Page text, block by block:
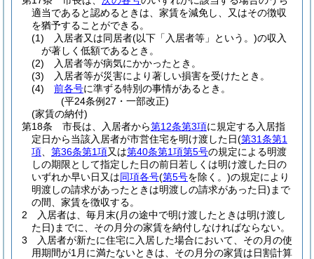
適当であると認めるときは、家賃を減免し、又はその徴収
を猶予することができる。
(1)
入居者又は同居者(以下「入居者等」という。)の収入
が著しく低額であるとき。
(2)
入居者等が病気にかかったとき。
(3)
入居者等が災害により著しい損害を受けたとき。
(4)
前各号に準ずる特別の事情があるとき。
(平24条例27・一部改正)
(家賃の納付)
第18条
市長は、入居者から第12条第3項に規定する入居指
定日から当該入居者が市営住宅を明け渡した日(第31条第1
項
第36条第1項又は第40条第1項第5号の規定による明渡
しの期限として指定した日の前日若しくは明け渡した日の
いずれか早い日又は同項各号(第5号を除く。)の規定により
明渡しの請求があったときは明渡しの請求があった日) まで
の間、家賃を徴収する。
2
入居者は、毎月末(月の途中で明け渡したときは明け渡し
た日) までに、その月分の家賃を納付しなければならない。
3
入居者が新たに住宅に入居した場合において、その月の使
用期間が1月に満たないときは、その月分の家賃は日割計算